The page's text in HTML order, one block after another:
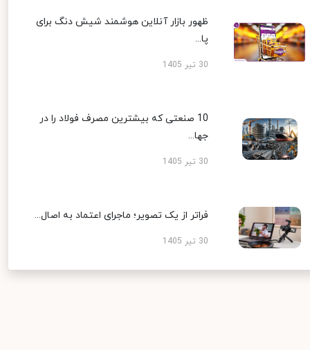
ظهور بازار آنلاین هوشمند شیش دنگ برای
پا...
30 تیر 1405
10 صنعتی که بیشترین مصرف فولاد را در
جها...
30 تیر 1405
فراتر از یک تصویر؛ ماجرای اعتماد به اصال...
30 تیر 1405